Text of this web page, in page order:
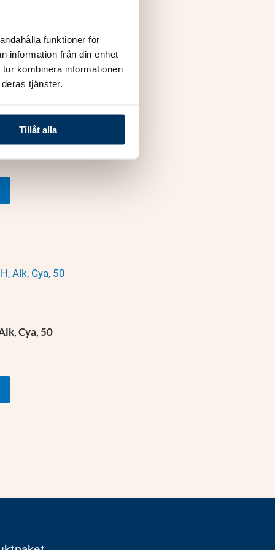
funktioner för
information från din enhet
kombinera informationen
tjänster.
Tillåt alla
Cya, 50